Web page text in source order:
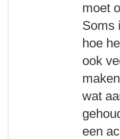
moet
Soms
hoe
ook
wat
een